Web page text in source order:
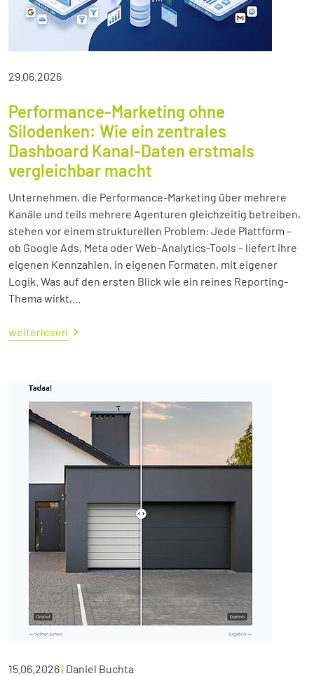
29.06.2026
Performance-Marketing ohne
Silodenken: Wie ein zentrales
Dashboard Kanal-Daten erstmals
vergleichbar macht
Unternehmen, die Performance-Marketing über mehrere
Kanäle und teils mehrere Agenturen gleichzeitig betreiben,
stehen vor einem strukturellen Problem: Jede Plattform –
ob Google Ads, Meta oder Web-Analytics-Tools – liefert ihre
eigenen Kennzahlen, in eigenen Formaten, mit eigener
Logik. Was auf den ersten Blick wie ein reines Reporting-
Thema wirkt,...
weiterlesen
15.06.2026| Daniel Buchta